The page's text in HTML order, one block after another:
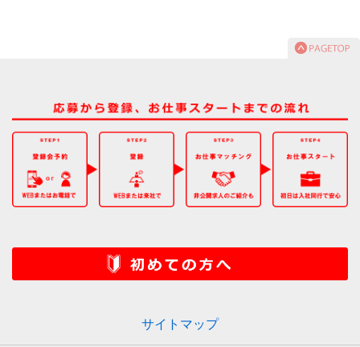
サイトマップ